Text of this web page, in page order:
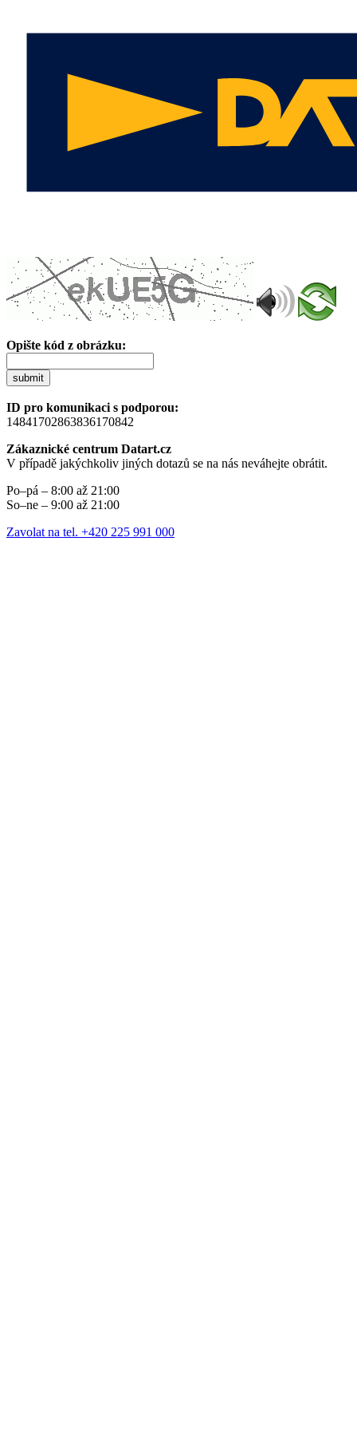
Opište kód z obrázku:
submit
ID pro komunikaci s podporou:
14841702863836170842
Zákaznické centrum Datart.cz
V případě jakýchkoliv jiných dotazů se na nás neváhejte obrátit.
Po–pá – 8:00 až 21:00
So–ne – 9:00 až 21:00
Zavolat na tel. +420 225 991 000